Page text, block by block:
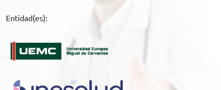
Entidad(es):